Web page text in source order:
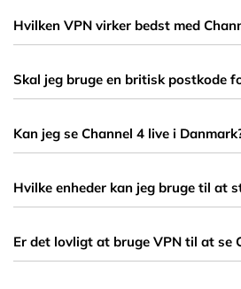
Hvilken VPN virker bedst med
Skal jeg bruge en britisk postkode
Kan jeg se Channel 4 live i
Hvilke enheder kan jeg bruge til at
Er det lovligt at bruge VPN til at se